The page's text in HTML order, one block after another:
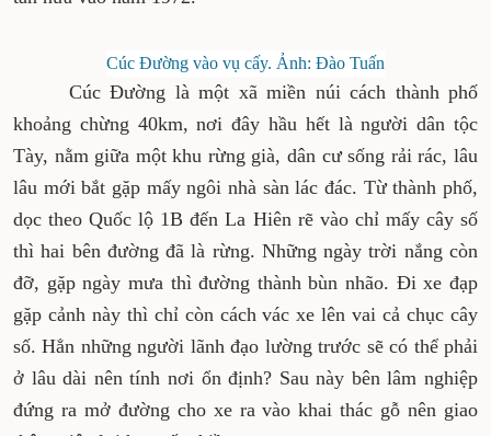
Cúc Đường vào vụ cấy. Ảnh: Đào Tuấn
Cúc Đường là một xã miền núi cách thành phố
khoảng chừng 40km, nơi đây hầu hết là người dân tộc
Tày, nằm giữa một khu rừng già, dân cư sống rải rác, lâu
lâu mới bắt gặp mấy ngôi nhà sàn lác đác. Từ thành phố,
dọc theo Quốc lộ 1B đến La Hiên rẽ vào chỉ mấy cây số
thì hai bên đường đã là rừng. Những ngày trời nắng còn
đỡ, gặp ngày mưa thì đường thành bùn nhão. Đi xe đạp
gặp cảnh này thì chỉ còn cách vác xe lên vai cả chục cây
số. Hẳn những người lãnh đạo lường trước sẽ có thể phải
ở lâu dài nên tính nơi ổn định? Sau này bên lâm nghiệp
đứng ra mở đường cho xe ra vào khai thác gỗ nên giao